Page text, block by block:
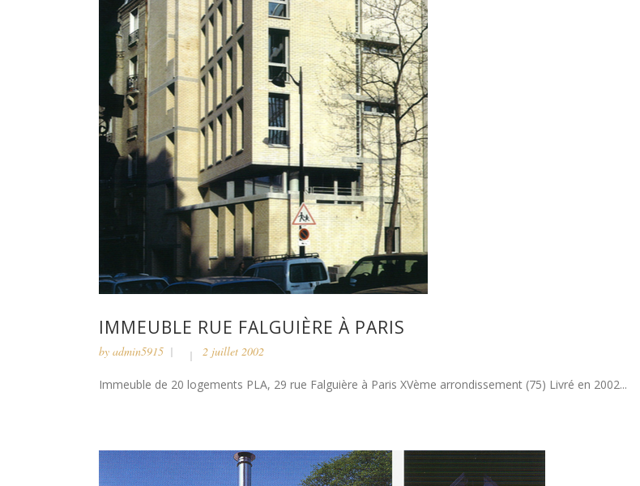
IMMEUBLE RUE FALGUIÈRE À PARIS
by admin5915 2 juillet 2002
Immeuble de 20 logements PLA, 29 rue Falguière à Paris XVème arrondissement (75) Livré en 2002...